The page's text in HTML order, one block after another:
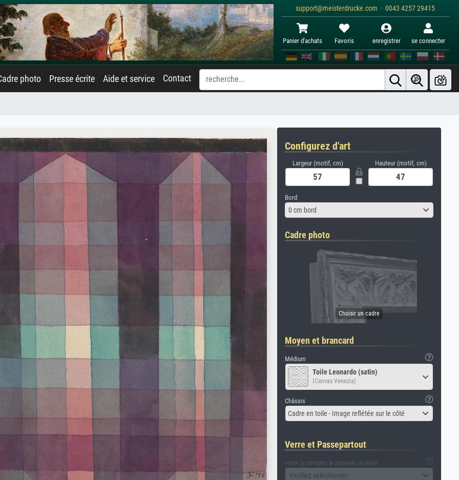
support@meisterdrucke.com · 0043 4257 29415
Panier d'achats Favoris enregistrer se connecter
photo Presse écrite Aide et service Contact
Configurez d'art
Largeur (motif, cm) Hauteur (motif, cm)
Bord
0 cm bord
Cadre photo
Moyen et brancard
Médium
Toile Leonardo (satin)
(Canvas Venezia)
Châssis
Cadre en toile - Image reflétée sur le côté
Verre et Passepartout
verre (y compris le panneau arrière)
Veuillez sélectionner